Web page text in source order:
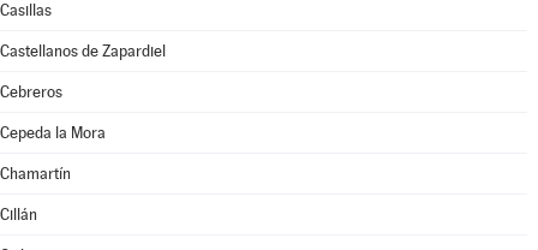
Casillas
Castellanos de Zapardiel
Cebreros
Cepeda la Mora
Chamartín
Cillán